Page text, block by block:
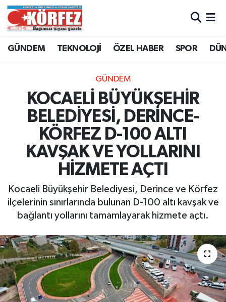
GÜNDEM TEKNOLOJİ ÖZEL HABER SPOR
GÜNDEM
KOCAELİ BÜYÜKŞEHİR
BELEDİYESİ, DERİNCE-
KÖRFEZ D-100 ALTI
KAVŞAK VE YOLLARINI
HİZMETE AÇTI
Kocaeli Büyükşehir Belediyesi, Derince ve Körfez
ilçelerinin sınırlarında bulunan D-100 altı kavşak ve
bağlantı yollarını tamamlayarak hizmete açtı.
Trafik Durumu
Süper Lig Puan Durumu ve Fikstür
Tüm Manşetler
Son Dakika Haberleri
Haber Arşivi